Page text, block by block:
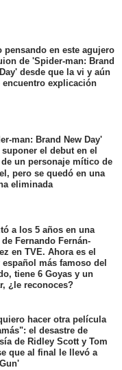
pensando en este agujero
de 'Spider-man: Brand
desde que la vi y aún
encuentro explicación
man: Brand New Day'
suponer el debut en el
de un personaje mítico de
pero se quedó en una
eliminada
a los 5 años en una
Fernando Fernán-
en TVE. Ahora es el
español más famoso del
tiene 6 Goyas y un
¿le reconoces?
hacer otra película
el desastre de
de Ridley Scott y Tom
que al final le llevó a